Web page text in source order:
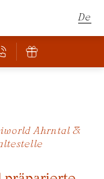
De
En
Ahrntal &